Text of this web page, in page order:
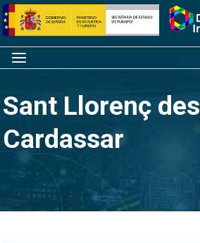
Saltar
al
contenido
Inicio
Menú
Sant Llorenç des
Cardassar